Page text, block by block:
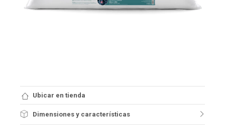
Ubicar en tienda
Dimensiones y características